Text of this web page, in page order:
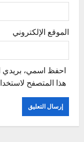
الموقع الإلكتروني
احفظ اسمي، بريدي
هذا المتصفح